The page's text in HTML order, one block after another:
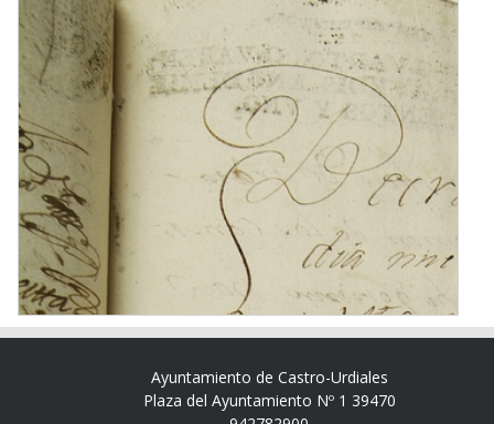
Ayuntamiento de Castro-Urdiales
Plaza del Ayuntamiento Nº 1 39470